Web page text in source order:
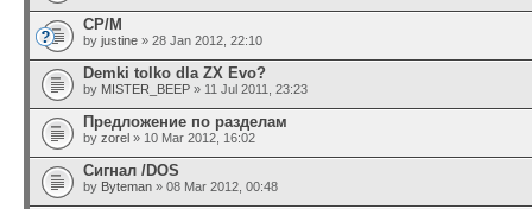
CP/M
by justine » 28 Jan 2012, 22:10
Demki tolko dla ZX Evo?
by MISTER_BEEP » 11 Jul 2011, 23:23
Предложение по разделам
by zorel » 10 Mar 2012, 16:02
Сигнал /DOS
by Byteman » 08 Mar 2012, 00:48